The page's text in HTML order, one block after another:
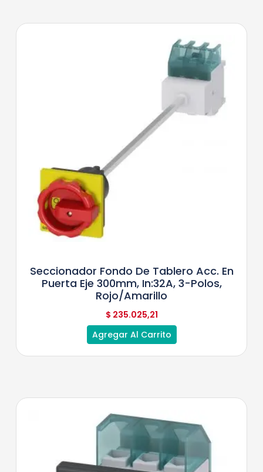
Seccionador Fondo De Tablero Acc. En
Puerta Eje 300mm, In:32A, 3-Polos,
Rojo/Amarillo
$ 235.025,21
Agregar Al Carrito